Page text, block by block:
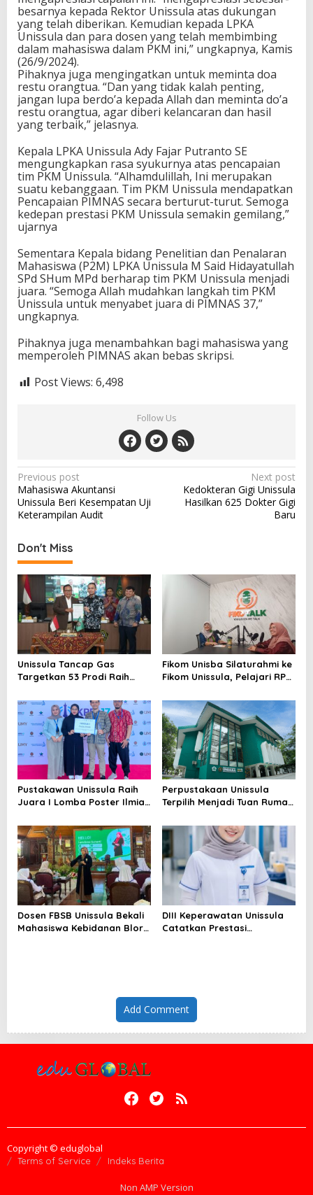
besarnya kepada Rektor Unissula atas dukungan
yang telah diberikan. Kemudian kepada LPKA
Unissula dan para dosen yang telah membimbing
dalam mahasiswa dalam PKM ini,” ungkapnya, Kamis
(26/9/2024).
Pihaknya juga mengingatkan untuk meminta doa
restu orangtua. “Dan yang tidak kalah penting,
jangan lupa berdo’a kepada Allah dan meminta do’a
restu orangtua, agar diberi kelancaran dan hasil
yang terbaik,” jelasnya.
Kepala LPKA Unissula Ady Fajar Putranto SE
mengungkapkan rasa syukurnya atas pencapaian
tim PKM Unissula. “Alhamdulillah, Ini merupakan
suatu kebanggaan. Tim PKM Unissula mendapatkan
Pencapaian PIMNAS secara berturut-turut. Semoga
kedepan prestasi PKM Unissula semakin gemilang,”
ujarnya
Sementara Kepala bidang Penelitian dan Penalaran
Mahasiswa (P2M) LPKA Unissula M Said Hidayatullah
SPd SHum MPd berharap tim PKM Unissula menjadi
juara. “Semoga Allah mudahkan langkah tim PKM
Unissula untuk menyabet juara di PIMNAS 37,”
ungkapnya.
Pihaknya juga menambahkan bagi mahasiswa yang
memperoleh PIMNAS akan bebas skripsi.
Post Views: 6,498
Follow Us
Post
navigation
Previous post
Mahasiswa Akuntansi
Unissula Beri Kesempatan Uji
Keterampilan Audit
Next post
Kedokteran Gigi Unissula
Hasilkan 625 Dokter Gigi
Baru
Don't Miss
Unissula Tancap Gas
Targetkan 53 Prodi Raih
ACQUIN Lewat Jalur Fast
Track
Fikom Unisba Silaturahmi ke
Fikom Unissula, Pelajari RPL
Laboratorium Unggulan
Pustakawan Unissula Raih
Juara I Lomba Poster Ilmiah
Perpustakaan Unissula
Terpilih Menjadi Tuan Rumah
Dosen FBSB Unissula Bekali
Mahasiswa Kebidanan Blora
DIII Keperawatan Unissula
Catatkan Prestasi
Add Comment
Copyright © eduglobal
Terms of Service Indeks Berita
Non AMP Version